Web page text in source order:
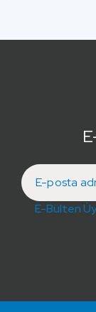
E-Bülten